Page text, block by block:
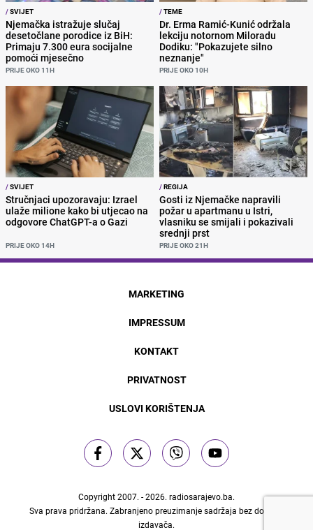
/SVIJET
Njemačka istražuje slučaj
desetočlane porodice iz BiH:
Primaju 7.300 eura socijalne
pomoći mjesečno
PRIJE OKO 11H
/TEME
Dr. Erma Ramić-Kunić održala
lekciju notornom Miloradu
Dodiku: "Pokazujete silno
neznanje"
PRIJE OKO 10H
/SVIJET
Stručnjaci upozoravaju: Izrael
ulaže milione kako bi utjecao na
odgovore ChatGPT-a o Gazi
PRIJE OKO 14H
/REGIJA
Gosti iz Njemačke napravili
požar u apartmanu u Istri,
vlasniku se smijali i pokazivali
srednji prst
PRIJE OKO 21H
MARKETING
IMPRESSUM
KONTAKT
PRIVATNOST
USLOVI KORIŠTENJA
Copyright 2007. - 2026. radiosarajevo.ba.
Sva prava pridržana. Zabranjeno preuzimanje sadržaja bez dozvole
izdavača.